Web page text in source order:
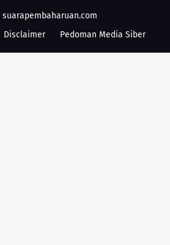
suarapembaharuan.com
Disclaimer Pedoman Media Siber